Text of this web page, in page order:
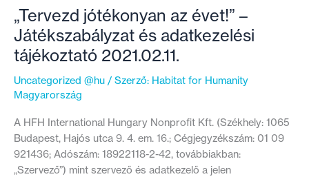
nincs
férjem”
–
A
tette
tönkre
Darya
házasságát
„Tervezd jótékonyan az évet!” –
Játékszabályzat és adatkezelési
tájékoztató 2021.02.11.
Uncategorized @hu / Szerző: Habitat for Humanity
Magyarország
A HFH International Hungary Nonprofit Kft. (Székhely: 1065
Budapest, Hajós utca 9. 4. em. 16.; Cégjegyzékszám: 01 09
921436; Adószám: 18922118-2-42, továbbiakban:
„Szervező”) mint szervező és adatkezelő a jelen